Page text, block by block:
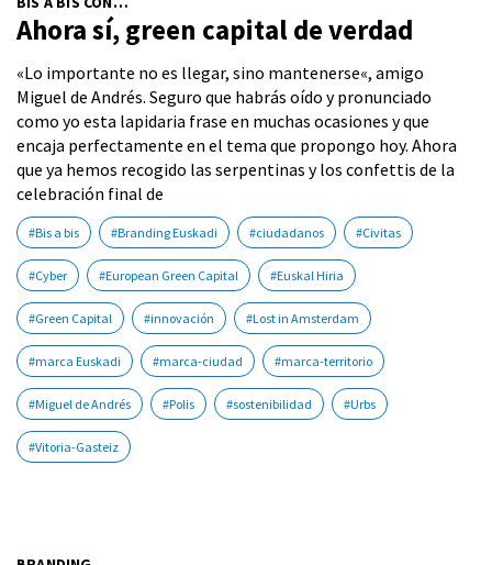
Ahora sí, green capital de verdad
«Lo importante no es llegar, sino mantenerse«, amigo
Miguel de Andrés. Seguro que habrás oído y pronunciado
como yo esta lapidaria frase en muchas ocasiones y que
encaja perfectamente en el tema que propongo hoy. Ahora
que ya hemos recogido las serpentinas y los confettis de la
celebración final de
#Bis a bis #Branding Euskadi #ciudadanos #Civitas
#Cyber #European Green Capital #Euskal Hiria
#Green Capital #innovación #Lost in Amsterdam
#marca Euskadi #marca-ciudad #marca-territorio
#Miguel de Andrés #Polis #sostenibilidad #Urbs
#Vitoria-Gasteiz